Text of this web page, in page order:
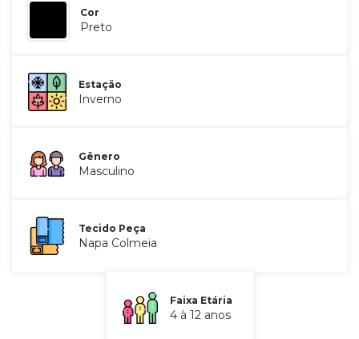
Cor
Preto
Estação
Inverno
Gênero
Masculino
Tecido Peça
Napa Colmeia
Faixa Etária
4 à 12 anos